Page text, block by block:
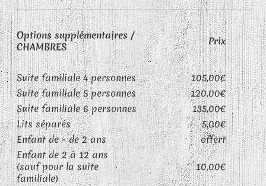
Options supplémentaires /
CHAMBRES
Prix
Suite familiale 4 personnes
105,00€
Suite familiale 5 personnes
120,00€
Suite familiale 6 personnes
135,00€
Lits séparés
5,00€
Enfant de - de 2 ans
offert
Enfant de 2 à 12 ans
(sauf pour la suite
familiale)
10,00€